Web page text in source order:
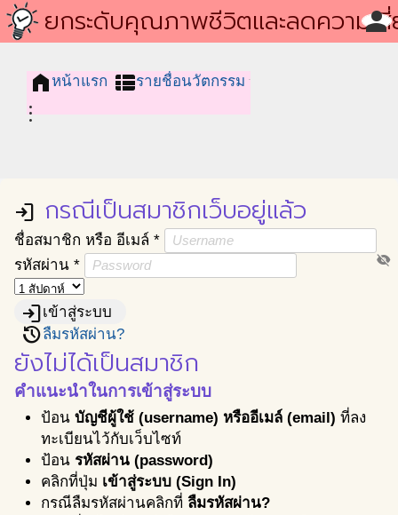
โครงการชุมชนนวัตกรรม
ยกระดับคุณภาพชีวิตและลดความเ
ของผู้สูงอายุที่อยู่ลำพัง หมู่ที่ 1 บ่อ
home หน้าแรก view_listรายชื่อนวัตกรรม
more_vert
person
login กรณีเป็นสมาชิกเว็บอยู่แล้ว
ชื่อสมาชิก หรือ อีเมล์ *
รหัสผ่าน * visibility_off
loginเข้าสู่ระบบ
restoreลืมรหัสผ่าน?
ยังไม่ได้เป็นสมาชิก
คำแนะนำในการเข้าสู่ระบบ
ป้อน บัญชีผู้ใช้ (username) หรืออีเมล์ (email) ที่ลง
ทะเบียนไว้กับเว็บไซท์
ป้อน รหัสผ่าน (password)
คลิกที่ปุ่ม เข้าสู่ระบบ (Sign In)
กรณีลืมรหัสผ่านคลิกที่ ลืมรหัสผ่าน?